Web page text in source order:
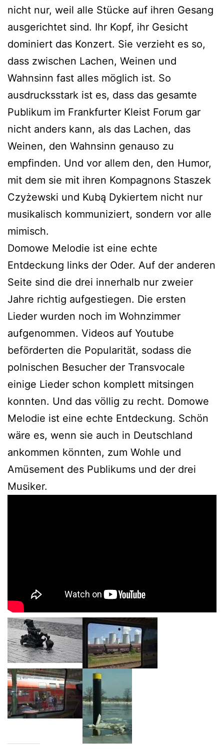
nicht nur, weil alle Stücke auf ihren Gesang
ausgerichtet sind. Ihr Kopf, ihr Gesicht
dominiert das Konzert. Sie verzieht es so,
dass zwischen Lachen, Weinen und
Wahnsinn fast alles möglich ist. So
ausdrucksstark ist es, dass das gesamte
Publikum im Frankfurter Kleist Forum gar
nicht anders kann, als das Lachen, das
Weinen, den Wahnsinn genauso zu
empfinden. Und vor allem den, den Humor,
mit dem sie mit ihren Kompagnons Staszek
Czyżewski und Kubą Dykiertem nicht nur
musikalisch kommuniziert, sondern vor alle
mimisch.
Domowe Melodie ist eine echte
Entdeckung links der Oder. Auf der anderen
Seite sind die drei innerhalb nur zweier
Jahre richtig aufgestiegen. Die ersten
Lieder wurden noch im Wohnzimmer
aufgenommen. Videos auf Youtube
beförderten die Popularität, sodass die
polnischen Besucher der Transvocale
einige Lieder schon komplett mitsingen
konnten. Und das völlig zu recht. Domowe
Melodie ist eine echte Entdeckung. Schön
wäre es, wenn sie auch in Deutschland
ankommen könnten, zum Wohle und
Amüsement des Publikums und der drei
Musiker.